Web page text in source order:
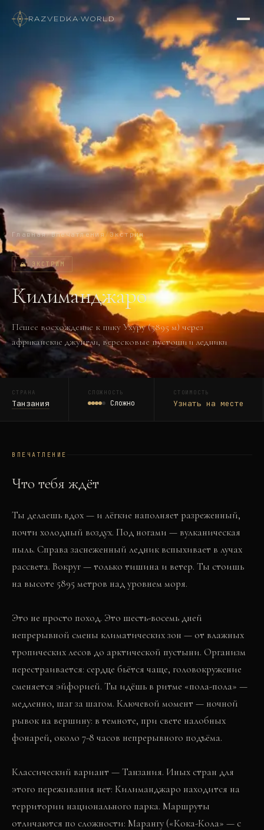
RAZVEDKA·WORLD
Главная/Впечатления /Экстрим
🏔 ЭКСТРИМ
Килиманджаро
Пешее восхождение к пику Ухуру (5895 м) через
африканские джунгли, вересковые пустоши и ледники
СТРАНА
Танзания
СЛОЖНОСТЬ
Сложно
СТОИМОСТЬ
Узнать на месте
ВПЕЧАТЛЕНИЕ
Что тебя ждёт
Ты делаешь вдох — и лёгкие наполняет разреженный,
почти холодный воздух. Под ногами — вулканическая
пыль. Справа заснеженный ледник вспыхивает в лучах
рассвета. Вокруг — только тишина и ветер. Ты стоишь
на высоте 5895 метров над уровнем моря.
Это не просто поход. Это шесть-восемь дней
непрерывной смены климатических зон — от влажных
тропических лесов до арктической пустыни. Организм
перестраивается: сердце бьётся чаще, головокружение
сменяется эйфорией. Ты идёшь в ритме «пола-пола» —
медленно, шаг за шагом. Ключевой момент — ночной
рывок на вершину: в темноте, при свете налобных
фонарей, около 7-8 часов непрерывного подъёма.
Классический вариант — Танзания. Иных стран для
этого переживания нет: Килиманджаро находится на
территории национального парка. Маршруты
отличаются по сложности: Марангу («Кока-Кола» — с